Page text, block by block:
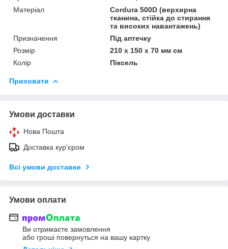
Матеріал
Cordura 500D (верхирна
тканина, стійка до стирання
та високих навантажень)
Призначення
Під аптечку
Розмір
210 х 150 х 70 мм см
Колір
Піксель
Приховати
Умови доставки
Нова Пошта
Доставка кур'єром
Всі умови доставки
Умови оплати
Ви отримаєте замовлення
або гроші повернуться на вашу картку